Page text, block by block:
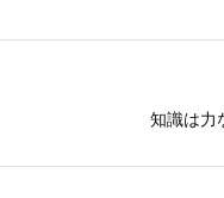
知識は力